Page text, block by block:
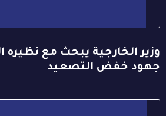
وزير الخارجية يبحث مع نظيره
جهود خفض التصعيد